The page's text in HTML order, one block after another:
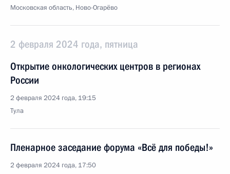
Московская область, Ново-Огарёво
2 февраля 2024 года, пятница
Открытие онкологических центров в регионах
России
2 февраля 2024 года, 19:15
Тула
Пленарное заседание форума «Всё для победы!»
2 февраля 2024 года, 17:50